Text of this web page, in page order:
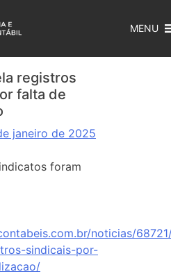
MENU
registros
falta de
janeiro de 2025
foram
noticias/
sindicais-por-